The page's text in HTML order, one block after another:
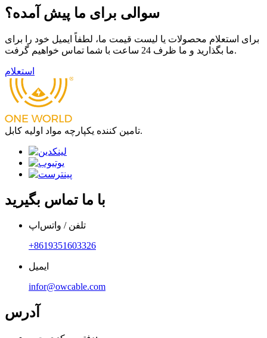
سوالی برای ما پیش آمده؟
برای استعلام محصولات یا لیست قیمت ما، لطفاً ایمیل خود را برای
ما بگذارید و ما ظرف 24 ساعت با شما تماس خواهیم گرفت.
استعلام
تامین کننده یکپارچه مواد اولیه کابل.
با ما تماس بگیرید
تلفن / واتس‌اپ
‎+8619351603326‎
ایمیل
infor@owcable.com
آدرس